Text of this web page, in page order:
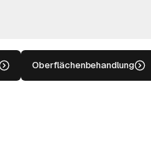
Oberflächenbehandlung